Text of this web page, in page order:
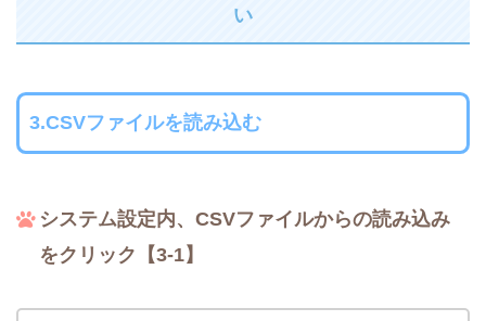
い
3.CSVファイルを読み込む
システム設定内、CSVファイルからの読み込み
をクリック【3-1】